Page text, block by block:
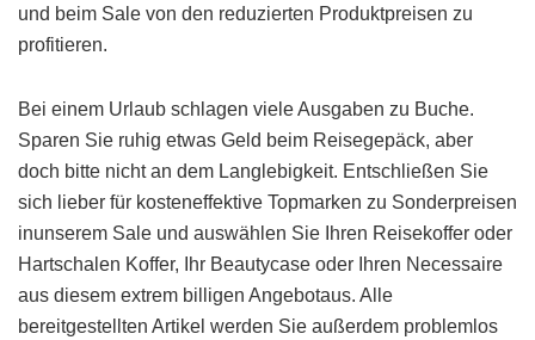
und beim Sale von den reduzierten Produktpreisen zu
profitieren.
Bei einem Urlaub schlagen viele Ausgaben zu Buche.
Sparen Sie ruhig etwas Geld beim Reisegepäck, aber
doch bitte nicht an dem Langlebigkeit. Entschließen Sie
sich lieber für kosteneffektive Topmarken zu Sonderpreisen
inunserem Sale und auswählen Sie Ihren Reisekoffer oder
Hartschalen Koffer, Ihr Beautycase oder Ihren Necessaire
aus diesem extrem billigen Angebotaus. Alle
bereitgestellten Artikel werden Sie außerdem problemlos